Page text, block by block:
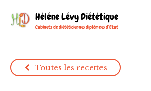
Héléne Lévy Diététique
Cabinets de diététiciennes diplômées d’Etat
Toutes les recettes